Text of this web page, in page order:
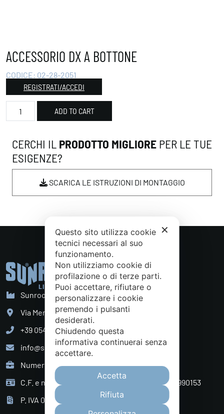
ACCESSORIO DX A BOTTONE
CODICE: 02-28-2051
REGISTRATI/ACCEDI
Accessorio DX a bottone quantity
ADD TO CART
CERCHI IL PRODOTTO MIGLIORE PER LE TUE
ESIGENZE?
SCARICA LE ISTRUZIONI DI MONTAGGIO
Sunroom S.p.A. - Sede Legale
Via Mercadante, 10 Cattolica (RN) - Italy
+39 0541 834011
info@sunroom.it
Numero REA RN - 225109
C.F. e nr. iscrizione al Registro Imprese 07879990153
P. IVA 01968830404
✕
Questo sito utilizza cookie
tecnici necessari al suo
funzionamento.
Non utilizziamo cookie di
profilazione o di terze parti.
Puoi accettare, rifiutare o
personalizzare i cookie
premendo i pulsanti
desiderati.
Chiudendo questa
informativa continuerai senza
accettare.
Accetta
Rifiuta